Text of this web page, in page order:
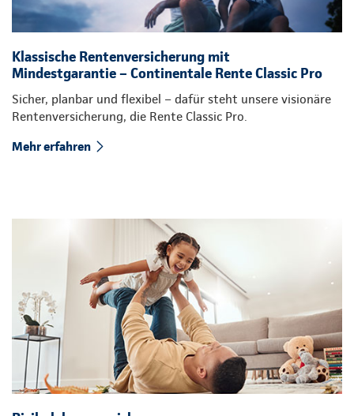
Klassische Rentenversicherung mit
Mindestgarantie – Continentale Rente Classic Pro
Sicher, planbar und flexibel – dafür steht unsere visionäre
Rentenversicherung, die Rente Classic Pro.
Mehr erfahren